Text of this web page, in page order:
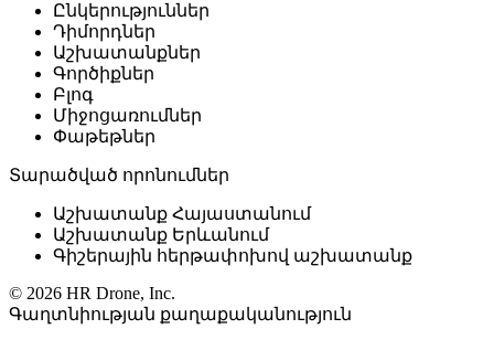
Ընկերություններ
Դիմորդներ
Աշխատանքներ
Գործիքներ
Բլոգ
Միջոցառումներ
Փաթեթներ
Տարածված որոնումներ
Աշխատանք Հայաստանում
Աշխատանք Երևանում
Գիշերային հերթափոխով աշխատանք
© 2026 HR Drone, Inc.
Գաղտնիության քաղաքականություն